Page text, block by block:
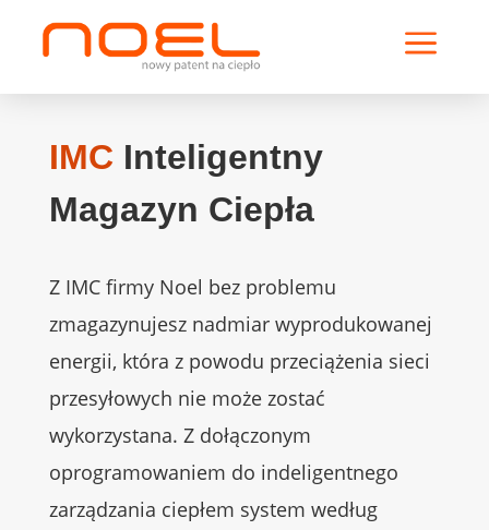
a
IMC Inteligentny
Magazyn Ciepła
Z IMC firmy Noel bez problemu
zmagazynujesz nadmiar wyprodukowanej
energii, która z powodu przeciążenia sieci
przesyłowych nie może zostać
wykorzystana. Z dołączonym
oprogramowaniem do indeligentnego
zarządzania ciepłem system według